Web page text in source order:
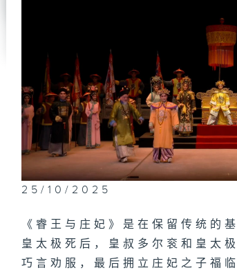
25/10/2025
《睿王与庄妃》是在保留传统的
皇太极死后，皇叔多尔衮和皇太
巧言劝服，最后拥立庄妃之子福